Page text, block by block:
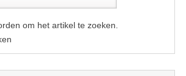
ACCESSOIRES
ELECTRONICA
om het artikel te zoeken.